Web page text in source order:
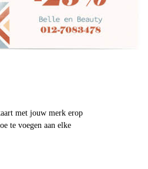
met jouw merk erop
te voegen aan elke